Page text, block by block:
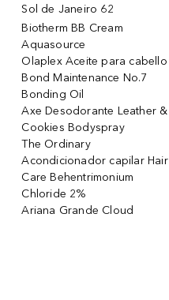
Sol de Janeiro 62
Biotherm BB Cream
Aquasource
Olaplex Aceite para cabello
Bond Maintenance No.7
Bonding Oil
Axe Desodorante Leather &
Cookies Bodyspray
The Ordinary
Acondicionador capilar Hair
Care Behentrimonium
Chloride 2%
Ariana Grande Cloud